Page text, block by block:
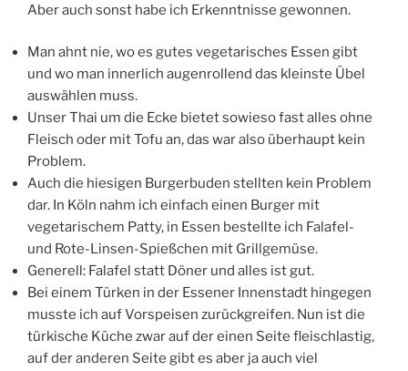
Aber auch sonst habe ich Erkenntnisse gewonnen.
Man ahnt nie, wo es gutes vegetarisches Essen gibt
und wo man innerlich augenrollend das kleinste Übel
auswählen muss.
Unser Thai um die Ecke bietet sowieso fast alles ohne
Fleisch oder mit Tofu an, das war also überhaupt kein
Problem.
Auch die hiesigen Burgerbuden stellten kein Problem
dar. In Köln nahm ich einfach einen Burger mit
vegetarischem Patty, in Essen bestellte ich Falafel-
und Rote-Linsen-Spießchen mit Grillgemüse.
Generell: Falafel statt Döner und alles ist gut.
Bei einem Türken in der Essener Innenstadt hingegen
musste ich auf Vorspeisen zurückgreifen. Nun ist die
türkische Küche zwar auf der einen Seite fleischlastig,
auf der anderen Seite gibt es aber ja auch viel